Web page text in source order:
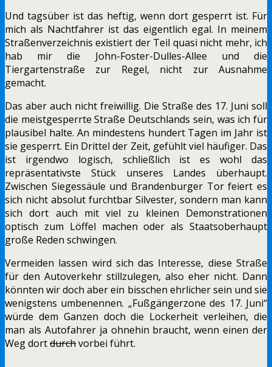
Und tagsüber ist das heftig, wenn dort gesperrt ist. Für
mich als Nachtfahrer ist das eigentlich egal. In meinem
Straßenverzeichnis existiert der Teil quasi nicht mehr, ich
hab mir die John-Foster-Dulles-Allee und die
Tiergartenstraße zur Regel, nicht zur Ausnahme
gemacht.
Das aber auch nicht freiwillig. Die Straße des 17. Juni soll
die meistgesperrte Straße Deutschlands sein, was ich für
plausibel halte. An mindestens hundert Tagen im Jahr ist
sie gesperrt. Ein Drittel der Zeit, gefühlt viel häufiger. Das
ist irgendwo logisch, schließlich ist es wohl das
repräsentativste Stück unseres Landes überhaupt.
Zwischen Siegessäule und Brandenburger Tor feiert es
sich nicht absolut furchtbar Silvester, sondern man kann
sich dort auch mit viel zu kleinen Demonstrationen
optisch zum Löffel machen oder als Staatsoberhaupt
große Reden schwingen.
Vermeiden lassen wird sich das Interesse, diese Straße
für den Autoverkehr stillzulegen, also eher nicht. Dann
könnten wir doch aber ein bisschen ehrlicher sein und sie
wenigstens umbenennen. „Fußgängerzone des 17. Juni“
würde dem Ganzen doch die Lockerheit verleihen, die
man als Autofahrer ja ohnehin braucht, wenn einen der
Weg dortdurchvorbei führt.